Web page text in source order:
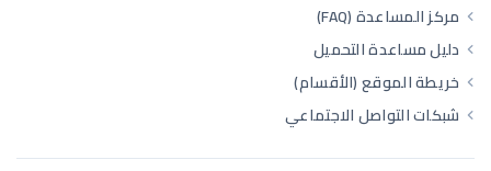
مركز المساعدة (FAQ)
دليل مساعدة التحميل
خريطة الموقع (الأقسام)
شبكات التواصل الاجتماعي